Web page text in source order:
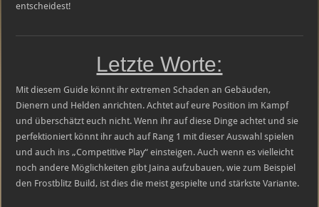
entscheidest!
Letzte Worte:
Mit diesem Guide könnt ihr extremen Schaden an Gebäuden,
Dienern und Helden anrichten. Achtet auf eure Position im Kampf
und überschätzt euch nicht. Wenn ihr auf diese Dinge achtet und sie
perfektioniert könnt ihr auch auf Rang 1 mit dieser Auswahl spielen
und auch ins „Competitive Play“ einsteigen. Auch wenn es vielleicht
noch andere Möglichkeiten gibt Jaina aufzubauen, wie zum Beispiel
den Frostblitz Build, ist dies die meist gespielte und stärkste Variante.